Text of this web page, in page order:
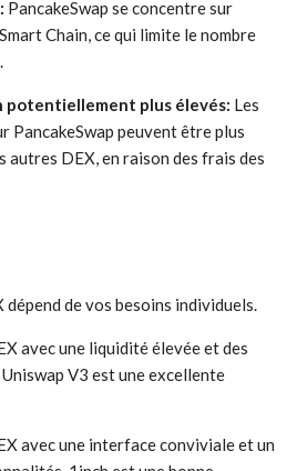
PancakeSwap se concentre sur
Chain, ce qui limite le nombre
potentiellement plus élevés: Les
PancakeSwap peuvent être plus
autres DEX, en raison des frais des
dépend de vos besoins individuels.
avec une liquidité élevée et des
V3 est une excellente
avec une interface conviviale et un